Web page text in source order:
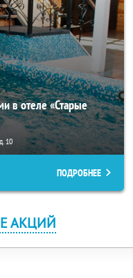
в отеле «Старые
10
ПОДРОБНЕЕ
АКЦИЙ